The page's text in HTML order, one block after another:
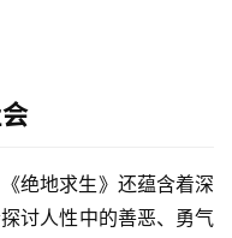
绝地求生》还蕴含着深
讨人性中的善恶、勇气